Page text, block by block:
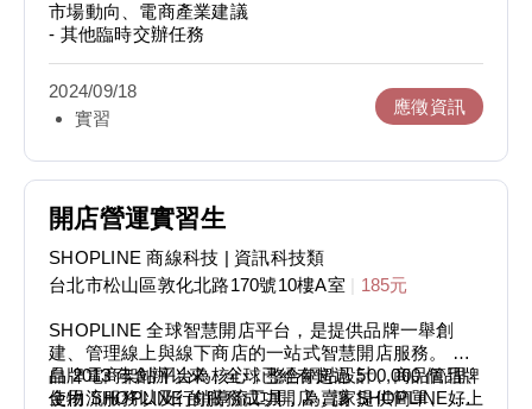
市場動向、電商產業建議
- 其他臨時交辦任務
2024/09/18
實習
應徵資訊
開店營運實習生
SHOPLINE 商線科技 | 資訊科技類
台北市松山區敦化北路170號10樓A室
185元
SHOPLINE 全球智慧開店平台，是提供品牌一舉創
建、管理線上與線下商店的一站式智慧開店服務。 以
品牌電商架站平台為核心，整合網站設計、商品管理、
金物流服務以及行銷導流工具，為賣家提供簡單、好上
自 2013 年創辦以來，全球已經有超過 500,000 個品牌
使用 SHOPLINE 的服務成功開店，讓 SHOPLINE 成